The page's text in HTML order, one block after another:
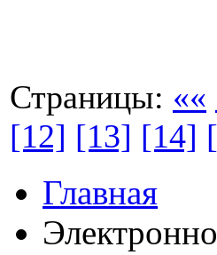
Страницы: ««
[12] [13] [14]
Главная